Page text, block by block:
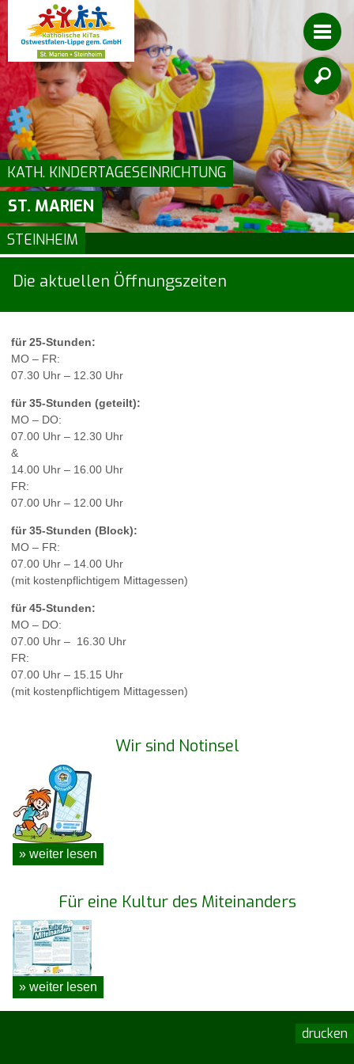

KATH. KINDERTAGESEINRICHTUNG
ST. MARIEN
STEINHEIM
Die aktuellen Öffnungszeiten
für 25-Stunden:
MO – FR:
07.30 Uhr – 12.30 Uhr
für 35-Stunden (geteilt):
MO – DO:
07.00 Uhr – 12.30 Uhr
&
14.00 Uhr – 16.00 Uhr
FR:
07.00 Uhr – 12.00 Uhr
für 35-Stunden (Block):
MO – FR:
07.00 Uhr – 14.00 Uhr
(mit kostenpflichtigem Mittagessen)
für 45-Stunden:
MO – DO:
07.00 Uhr – 16.30 Uhr
FR:
07.00 Uhr – 15.15 Uhr
(mit kostenpflichtigem Mittagessen)
Wir sind Notinsel
» weiter lesen
Für eine Kultur des Miteinanders
» weiter lesen
drucken